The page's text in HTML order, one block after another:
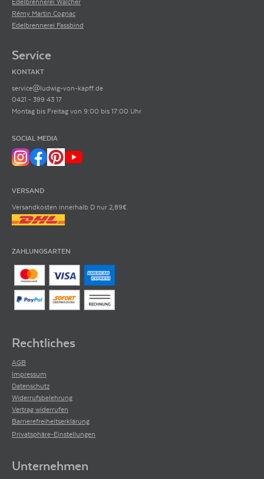
Rémy Martin Cognac
Edelbrennerei Fassbind
Service
KONTAKT
service@ludwig-von-kapff.de
0421 - 399 43 17
Montag bis Freitag von 9:00 bis 17:00 Uhr
SOCIAL MEDIA
VERSAND
Versandkosten innerhalb D nur 2,89€
ZAHLUNGSARTEN
Rechtliches
AGB
Impressum
Datenschutz
Widerrufsbelehrung
Vertrag widerrufen
Barrierefreiheitserklärung
Privatsphäre-Einstellungen
Unternehmen